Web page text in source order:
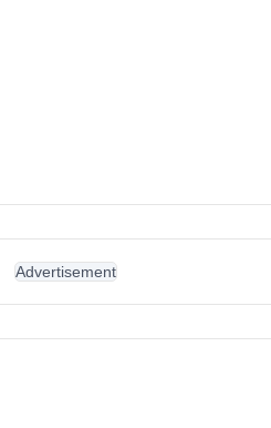
Advertisement